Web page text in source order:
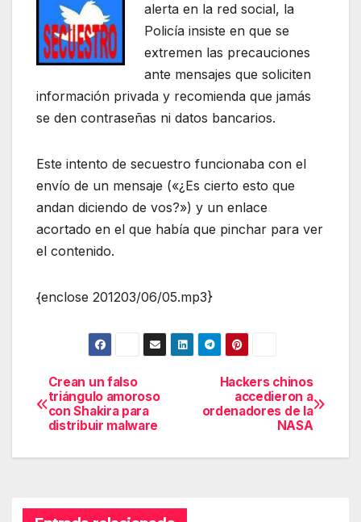
alerta en la red social, la
Policía insiste en que se
extremen las precauciones
ante mensajes que soliciten
información privada y recomienda que jamás
se den contraseñas ni datos bancarios.
Este intento de secuestro funcionaba con el
envío de un mensaje («¿Es cierto esto que
andan diciendo de vos?») y un enlace
acortado en el que había que pinchar para ver
el contenido.
{enclose 201203/06/05.mp3}
Navegación
de
entradas
Hackers chinos
accedieron a
ordenadores de la
NASA
Crean un falso
triángulo amoroso
con Shakira para
distribuir malware